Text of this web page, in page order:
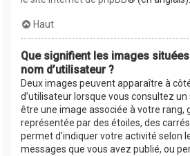
Haut
Que signifient les images
nom d’utilisateur ?
Deux images peuvent apparaître à
d’utilisateur lorsque vous consultez un
être une image associée à votre rang,
représentée par des étoiles, des
permet d’indiquer votre activité selon
messages que vous avez publié, ou